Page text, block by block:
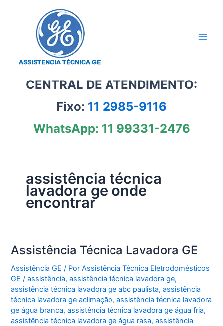
CENTRAL DE ATENDIMENTO:
Fixo: 11 2985-9116
WhatsApp: 11 99331-2476
assistência técnica
lavadora ge onde
encontrar
Assistência Técnica Lavadora GE
Assistência GE / PorAssistência Técnica Eletrodomésticos
GE/assistência,assistência técnica lavadora ge,
assistência técnica lavadora ge abc paulista,assistência
técnica lavadora ge aclimação,assistência técnica lavadora
ge água branca,assistência técnica lavadora ge água fria,
assistência técnica lavadora ge água rasa,assistência